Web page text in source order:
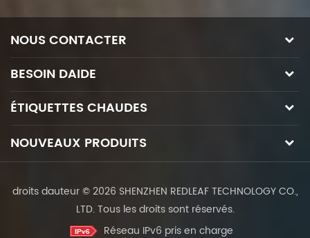
NOUS CONTACTER
BESOIN DAIDE
ÉTIQUETTES CHAUDES
NOUVEAUX PRODUITS
droits dauteur © 2026 SHENZHEN REDLEAF TECHNOLOGY CO.,
LTD. Tous les droits sont réservés.
Réseau IPv6 pris en charge